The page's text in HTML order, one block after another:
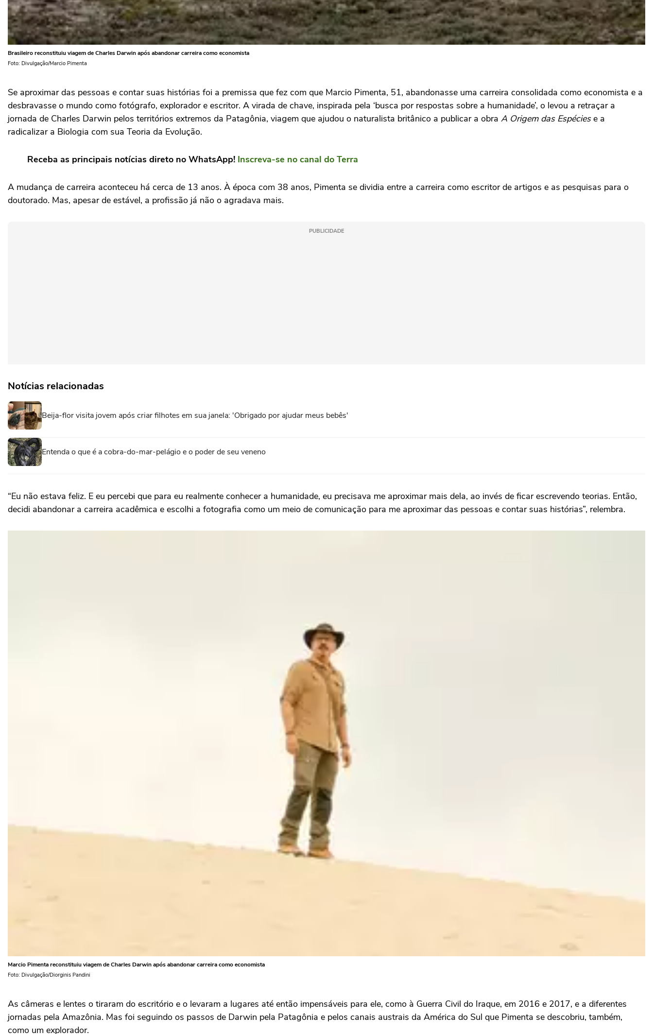
Brasileiro reconstituiu viagem de Charles Darwin após abandonar carreira como economista
Foto: Divulgação/Marcio Pimenta
Se aproximar das pessoas e contar suas histórias foi a premissa que fez com que Marcio Pimenta, 51, abandonasse uma carreira consolidada como economista e a
desbravasse o mundo como fotógrafo, explorador e escritor. A virada de chave, inspirada pela ‘busca por respostas sobre a humanidade’, o levou a retraçar a
jornada de Charles Darwin pelos territórios extremos da Patagônia, viagem que ajudou o naturalista britânico a publicar a obra A Origem das Espéciese a
radicalizar a Biologia com sua Teoria da Evolução.
Receba as principais notícias direto no WhatsApp! Inscreva-se no canal do Terra
A mudança de carreira aconteceu há cerca de 13 anos. À época com 38 anos, Pimenta se dividia entre a carreira como escritor de artigos e as pesquisas para o
doutorado. Mas, apesar de estável, a profissão já não o agradava mais.
PUBLICIDADE
Notícias relacionadas
Beija-flor visita jovem após criar filhotes em sua janela: 'Obrigado por ajudar meus bebês'
Entenda o que é a cobra-do-mar-pelágio e o poder de seu veneno
“Eu não estava feliz. E eu percebi que para eu realmente conhecer a humanidade, eu precisava me aproximar mais dela, ao invés de ficar escrevendo teorias. Então,
decidi abandonar a carreira acadêmica e escolhi a fotografia como um meio de comunicação para me aproximar das pessoas e contar suas histórias”, relembra.
Marcio Pimenta reconstituiu viagem de Charles Darwin após abandonar carreira como economista
Foto: Divulgação/Diorginis Pandini
As câmeras e lentes o tiraram do escritório e o levaram a lugares até então impensáveis para ele, como à Guerra Civil do Iraque, em 2016 e 2017, e a diferentes
jornadas pela Amazônia. Mas foi seguindo os passos de Darwin pela Patagônia e pelos canais austrais da América do Sul que Pimenta se descobriu, também,
como um explorador.